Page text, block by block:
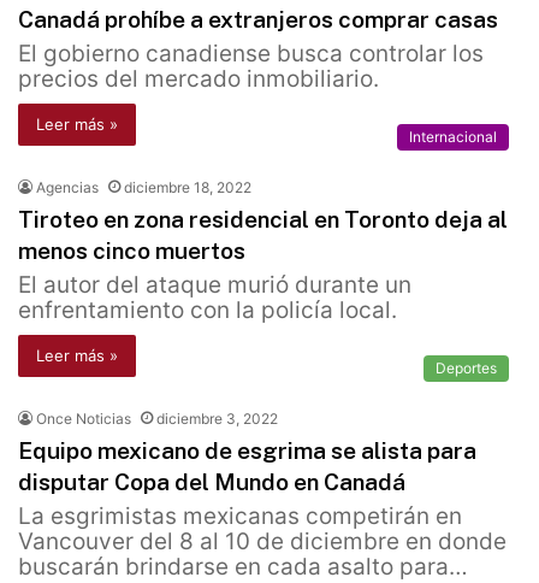
Canadá prohíbe a extranjeros comprar casas
El gobierno canadiense busca controlar los
precios del mercado inmobiliario.
Leer más »
Internacional
Agencias diciembre 18, 2022
Tiroteo en zona residencial en Toronto deja al
menos cinco muertos
El autor del ataque murió durante un
enfrentamiento con la policía local.
Leer más »
Deportes
Once Noticias diciembre 3, 2022
Equipo mexicano de esgrima se alista para
disputar Copa del Mundo en Canadá
La esgrimistas mexicanas competirán en
Vancouver del 8 al 10 de diciembre en donde
buscarán brindarse en cada asalto para…